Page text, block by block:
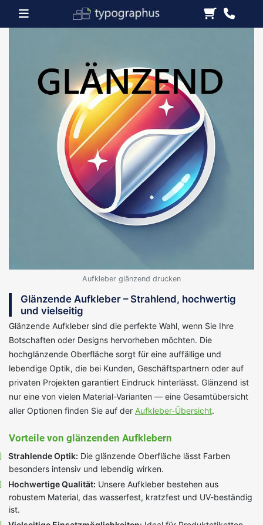
Aufkleber glänzend drucken
Glänzende Aufkleber – Strahlend, hochwertig
und vielseitig
Glänzende Aufkleber sind die perfekte Wahl, wenn Sie Ihre
Botschaften oder Designs hervorheben möchten. Die
hochglänzende Oberfläche sorgt für eine auffällige und
lebendige Optik, die bei Kunden, Geschäftspartnern oder auf
privaten Projekten garantiert Eindruck hinterlässt. Glänzend ist
nur eine von vielen Material-Varianten — eine Gesamtübersicht
aller Optionen finden Sie auf der Aufkleber-Übersicht.
Vorteile von glänzenden Aufklebern
Strahlende Optik: Die glänzende Oberfläche lässt Farben
besonders intensiv und lebendig wirken.
Hochwertige Qualität: Unsere Aufkleber bestehen aus
robustem Material, das wasserfest, kratzfest und UV-beständig
ist.